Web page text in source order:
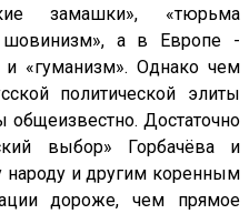
замашки», «тюрьма
шовинизм», а в Европе -
и «гуманизм». Однако чем
политической элиты
общеизвестно. Достаточно
выбор» Горбачёва и
народу и другим коренным
дороже, чем прямое